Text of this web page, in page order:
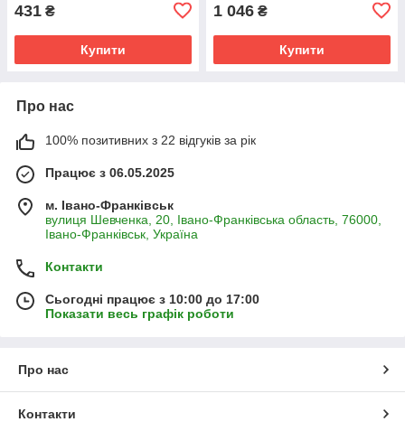
431 ₴
Купити
1 046 ₴
Купити
Про нас
100% позитивних з 22 відгуків за рік
Працює з 06.05.2025
м. Івано-Франківськ
вулиця Шевченка, 20, Івано-Франківська область, 76000,
Івано-Франківськ, Україна
Контакти
Сьогодні працює з 10:00 до 17:00
Показати весь графік роботи
Про нас
Контакти